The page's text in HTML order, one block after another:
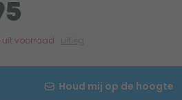
uit voorraad
Houd mij op de hoogte